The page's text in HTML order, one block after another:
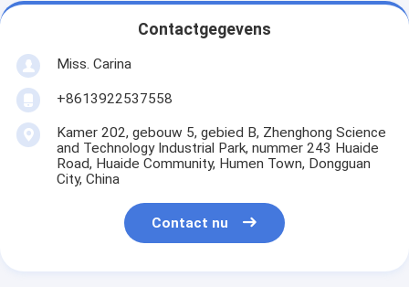
Contactgegevens
Miss. Carina
+8613922537558
Kamer 202, gebouw 5, gebied B, Zhenghong Science
and Technology Industrial Park, nummer 243 Huaide
Road, Huaide Community, Humen Town, Dongguan
City, China
Contact nu